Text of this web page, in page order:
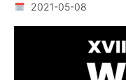
2021-05-08